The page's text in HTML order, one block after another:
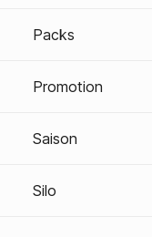
Packs
Promotion
Saison
Silo